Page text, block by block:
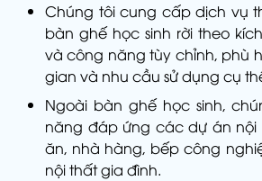
Chúng tôi cung cấp dịch vụ
bàn ghế học sinh rời theo
và công năng tùy chỉnh, phù
gian và nhu cầu sử dụng cụ
Ngoài bàn ghế học sinh,
năng đáp ứng các dự án nội
ăn, nhà hàng, bếp công
nội thất gia đình.